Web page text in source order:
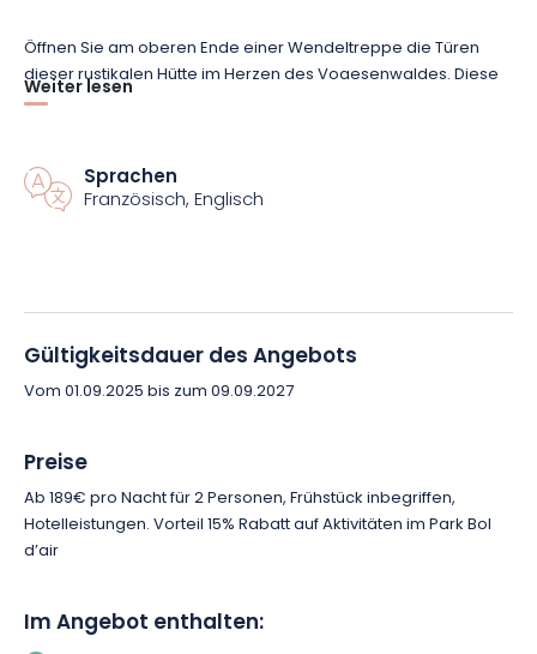
Öffnen Sie am oberen Ende einer Wendeltreppe die Türen
dieser rustikalen Hütte im Herzen des Vogesenwaldes. Diese
Unterkunft befindet sich 7 m über dem Boden und gleicht
Außerdem genießen Sie hier den Service eines Hotels mit
allen Annehmlichkeiten, die Sie für Ihren Aufenthalt benötigen.
Winterhütte gebaut, mit einer Innenausstattung wie in einem
großen Abenteuerfilm.
dabei inmitten der Natur neue Energie zu tanken. Auf der
Terrasse können Sie ein Gourmetfrühstück genießen, bevor
Sie sich aufmachen, dieses schöne Reiseziel zu erobern.
Weiter lesen
Sprachen
Französisch, Englisch
Gültigkeitsdauer des Angebots
Vom 01.09.2025 bis zum 09.09.2027
Preise
Ab 189€ pro Nacht für 2 Personen, Frühstück inbegriffen,
Hotelleistungen. Vorteil 15% Rabatt auf Aktivitäten im Park Bol
d’air
Im Angebot enthalten: